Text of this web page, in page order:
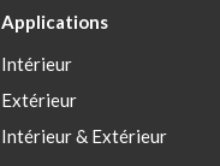
Applications
Intérieur
Extérieur
Intérieur & Extérieur